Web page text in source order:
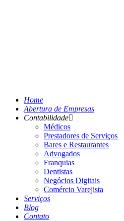
Home
Abertura de Empresas
Contabilidade
Médicos
Prestadores de Serviços
Bares e Restaurantes
Advogados
Franquias
Dentistas
Negócios Digitais
Comércio Varejista
Serviços
Blog
Contato